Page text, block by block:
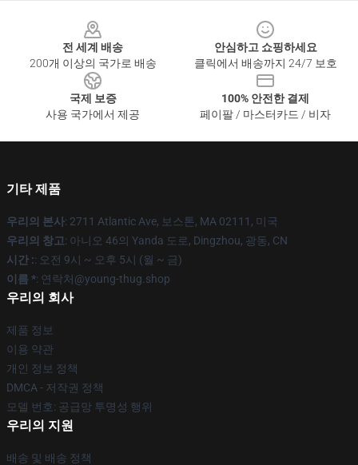
전 세계 배송
200개 이상의 국가로 배송
안심하고 쇼핑하세요
클릭에서 배송까지 24/7 보호
국제 보증
사용 국가에서 제공
100% 안전한 결제
페이팔 / 마스터카드 / 비자
기타 제품
우리의 본사: 2711 Atlantic Ave, 보스톤, MA 02111, 미국
우리의 창고: 아니오 46의 Yanda 도로, Dingzhou, 광동, CN
시간 :: 오전 9시 ~ 오후 5시 (월 ~ 금)
이름 *: 연락처@young-thug.shop
우리의 회사
제품 정보
이용 약관
개인 정보 정책
DMCA - 저작권 정책
모델 번호: 공급망 투명성 행위
우리의 지원
배송 및 배송 정책